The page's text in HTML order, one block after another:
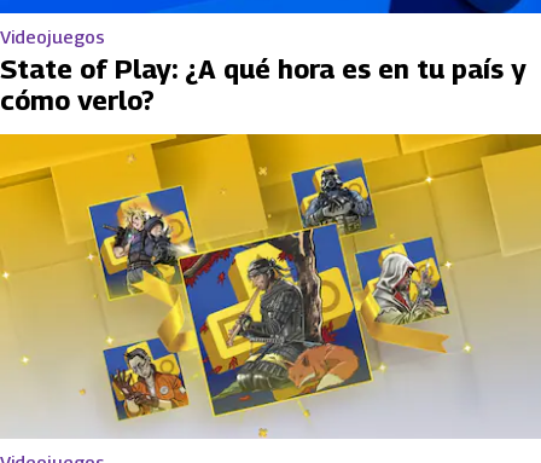
Videojuegos
State of Play: ¿A qué hora es en tu país y
cómo verlo?